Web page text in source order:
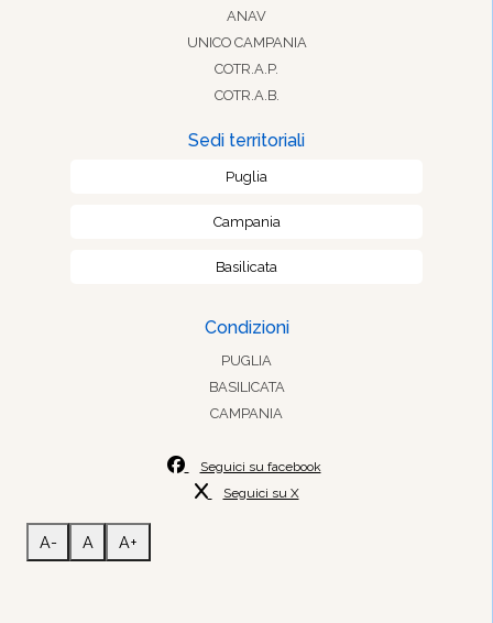
ANAV
UNICO CAMPANIA
COTR.A.P.
COTR.A.B.
Sedi territoriali
Puglia
Campania
Basilicata
Condizioni
PUGLIA
BASILICATA
CAMPANIA
Seguici su facebook
Seguici su X
A- A A+